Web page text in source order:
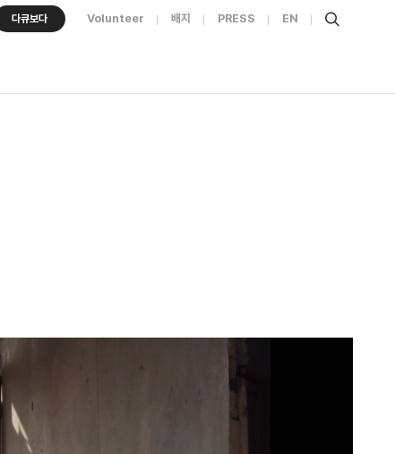
다큐보다 Volunteer 배지 PRESS EN